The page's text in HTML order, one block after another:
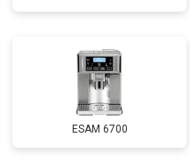
ESAM 6700